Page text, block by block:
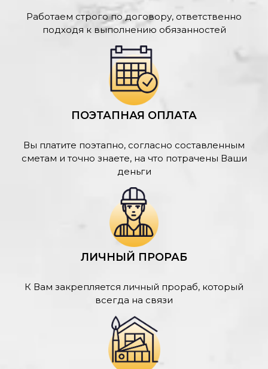
Работаем строго по договору, ответственно
подходя к выполнению обязанностей
ПОЭТАПНАЯ ОПЛАТА
Вы платите поэтапно, согласно составленным
сметам и точно знаете, на что потрачены Ваши
деньги
ЛИЧНЫЙ ПРОРАБ
К Вам закрепляется личный прораб, который
всегда на связи